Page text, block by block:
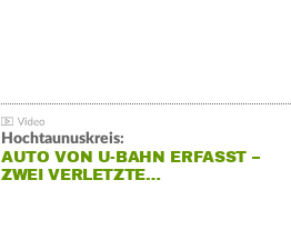
Hochtaunuskreis:
AUTO VON U-BAHN ERFASST –
ZWEI VERLETZTE…